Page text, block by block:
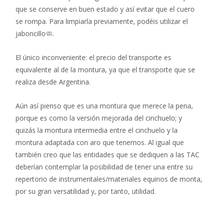
que se conserve en buen estado y así evitar que el cuero
se rompa. Para limpiarla previamente, podéis utilizar el
jaboncillo🧼.
El único inconveniente: el precio del transporte es
equivalente al de la montura, ya que el transporte que se
realiza desde Argentina.
Aún así pienso que es una montura que merece la pena,
porque es como la versión mejorada del cinchuelo; y
quizás la montura intermedia entre el cinchuelo y la
montura adaptada con aro que tenemos. Al igual que
también creo que las entidades que se dediquen a las TAC
deberían contemplar la posibilidad de tener una entre su
repertorio de instrumentales/materiales equinos de monta,
por su gran versatilidad y, por tanto, utilidad.